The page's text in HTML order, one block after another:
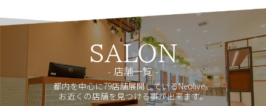
SALON
店舗一覧
都内を中心に79店舗展開しているNeolive。
お近くの店舗を見つける事が出来ます。